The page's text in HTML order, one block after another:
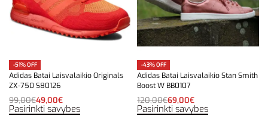
-51% OFF
Adidas Batai Laisvalaikio Originals
ZX-750 S80126
99,00€49,00€
Pasirinkti savybes
-43% OFF
Adidas Batai Laisvalaikio Stan Smith
Boost W BB0107
120,00€69,00€
Pasirinkti savybes